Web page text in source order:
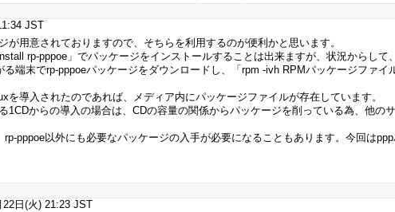
JST
が用意されておりますので、そちらを利用するのが便利かと思います。
rp-pppoe」でパッケージをインストールすることは出来ますが、状況からして
端末でrp-pppoeパッケージをダウンロードし、「rpm -ivh RPMパッケージファイ
を導入されたのであれば、メディア内にパッケージファイルが存在しています。
1CDからの導入の場合は、CDの容量の関係からパッケージを削っている為、他の
pppoe以外にも必要なパッケージの入手が必要になることもあります。今回は
日(火) 21:23 JST